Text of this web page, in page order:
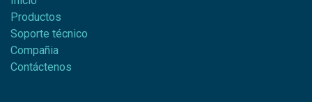
Productos
Soporte técnico
Compañia
Contáctenos